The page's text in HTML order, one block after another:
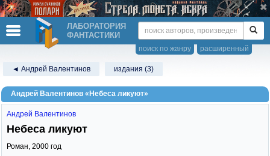
ЛАБОРАТОРИЯ
ФАНТАСТИКИ
расширенный
поиск по жанру
◄ Андрей Валентинов издания (3)
Андрей Валентинов «Небеса ликуют»
Андрей Валентинов
Небеса ликуют
Роман, 2000 год